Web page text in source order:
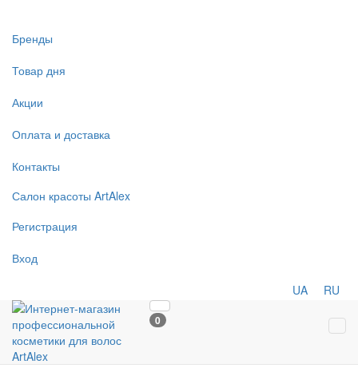
Бренды
Товар дня
Акции
Оплата и доставка
Контакты
Салон красоты ArtAlex
Регистрация
Вход
UA RU
0